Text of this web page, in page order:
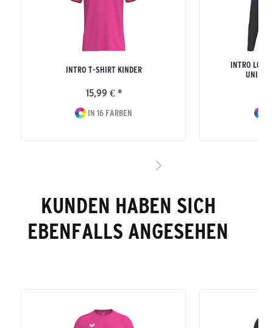
INTRO T-SHIRT KINDER
15,99 € *
IN 16 FARBEN
INTRO
UNISEX
KUNDEN HABEN SICH
EBENFALLS ANGESEHEN